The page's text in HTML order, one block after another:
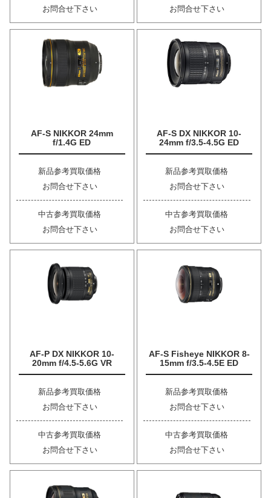
お問合せ下さい
お問合せ下さい
AF-S NIKKOR 24mm
f/1.4G ED
新品参考買取価格
お問合せ下さい
中古参考買取価格
お問合せ下さい
AF-S DX NIKKOR 10-
24mm f/3.5-4.5G ED
新品参考買取価格
お問合せ下さい
中古参考買取価格
お問合せ下さい
AF-P DX NIKKOR 10-
20mm f/4.5-5.6G VR
新品参考買取価格
お問合せ下さい
中古参考買取価格
お問合せ下さい
AF-S Fisheye NIKKOR 8-
15mm f/3.5-4.5E ED
新品参考買取価格
お問合せ下さい
中古参考買取価格
お問合せ下さい